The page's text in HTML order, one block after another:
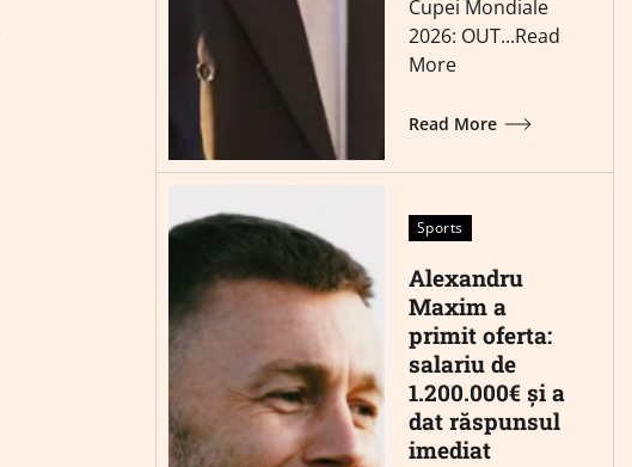
Cupei Mondiale
2026: OUT...Read
More
Read More
Sports
Alexandru
Maxim a
primit oferta:
salariu de
1.200.000€ și a
dat răspunsul
imediat